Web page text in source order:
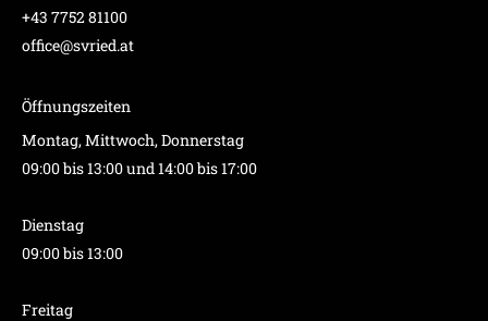
+43 7752 81100
office@svried.at
Öffnungszeiten
Montag, Mittwoch, Donnerstag
09:00 bis 13:00 und 14:00 bis 17:00
Dienstag
09:00 bis 13:00
Freitag